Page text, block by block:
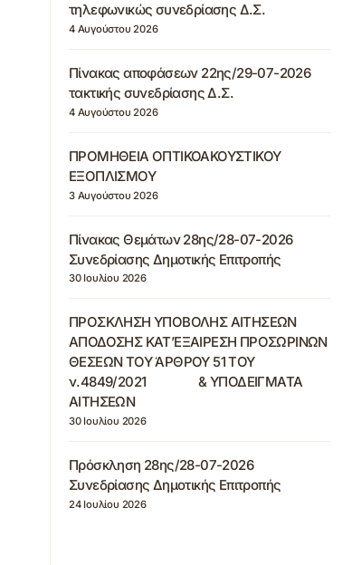
τηλεφωνικώς συνεδρίασης Δ.Σ.
4 Αυγούστου 2026
Πίνακας αποφάσεων 22ης/29-07-2026
τακτικής συνεδρίασης Δ.Σ.
4 Αυγούστου 2026
ΠΡΟΜΗΘΕΙΑ ΟΠΤΙΚΟΑΚΟΥΣΤΙΚΟΥ
ΕΞΟΠΛΙΣΜΟΥ
3 Αυγούστου 2026
Πίνακας Θεμάτων 28ης/28-07-2026
Συνεδρίασης Δημοτικής Επιτροπής
30 Ιουλίου 2026
ΠΡΟΣΚΛΗΣΗ ΥΠΟΒΟΛΗΣ ΑΙΤΗΣΕΩΝ
ΑΠΟΔΟΣΗΣ ΚΑΤ’ΕΞΑΙΡΕΣΗ ΠΡΟΣΩΡΙΝΩΝ
ΘΕΣΕΩΝ ΤΟΥ ΆΡΘΡΟΥ 51 ΤΟΥ
ν.4849/2021 & ΥΠΟΔΕΙΓΜΑΤΑ
ΑΙΤΗΣΕΩΝ
30 Ιουλίου 2026
Πρόσκληση 28ης/28-07-2026
Συνεδρίασης Δημοτικής Επιτροπής
24 Ιουλίου 2026